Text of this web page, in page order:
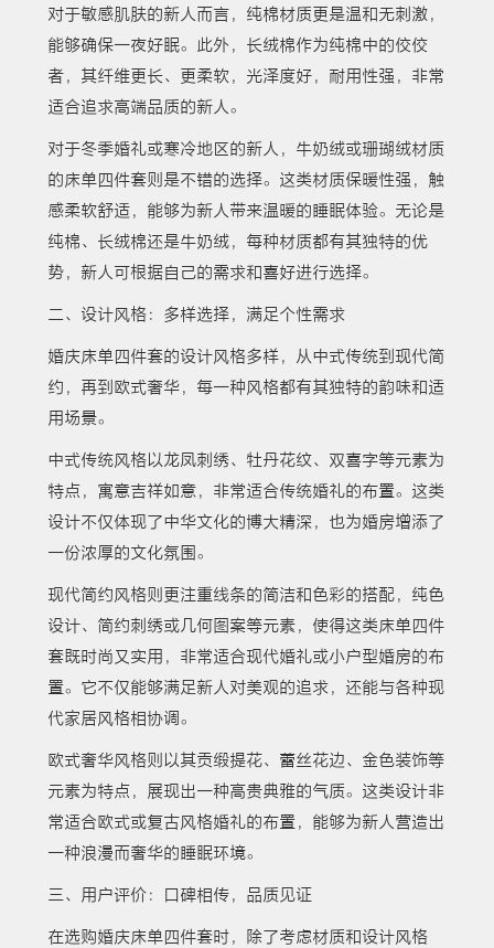
对于敏感肌肤的新人而言，纯棉材质更是温和无刺激，
能够确保一夜好眠。此外，长绒棉作为纯棉中的佼佼
者，其纤维更长、更柔软，光泽度好，耐用性强，非常
适合追求高端品质的新人。
对于冬季婚礼或寒冷地区的新人，牛奶绒或珊瑚绒材质
的床单四件套则是不错的选择。这类材质保暖性强，触
感柔软舒适，能够为新人带来温暖的睡眠体验。无论是
纯棉、长绒棉还是牛奶绒，每种材质都有其独特的优
势，新人可根据自己的需求和喜好进行选择。
二、设计风格：多样选择，满足个性需求
婚庆床单四件套的设计风格多样，从中式传统到现代简
约，再到欧式奢华，每一种风格都有其独特的韵味和适
用场景。
中式传统风格以龙凤刺绣、牡丹花纹、双喜字等元素为
特点，寓意吉祥如意，非常适合传统婚礼的布置。这类
设计不仅体现了中华文化的博大精深，也为婚房增添了
一份浓厚的文化氛围。
现代简约风格则更注重线条的简洁和色彩的搭配，纯色
设计、简约刺绣或几何图案等元素，使得这类床单四件
套既时尚又实用，非常适合现代婚礼或小户型婚房的布
置。它不仅能够满足新人对美观的追求，还能与各种现
代家居风格相协调。
欧式奢华风格则以其贡缎提花、蕾丝花边、金色装饰等
元素为特点，展现出一种高贵典雅的气质。这类设计非
常适合欧式或复古风格婚礼的布置，能够为新人营造出
一种浪漫而奢华的睡眠环境。
三、用户评价：口碑相传，品质见证
在选购婚庆床单四件套时，除了考虑材质和设计风格